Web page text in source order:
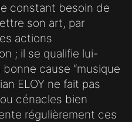
constant besoin de
son art, par
actions
; il se qualifie lui-
bonne cause “musique
ELOY ne fait pas
cénacles bien
régulièrement ces